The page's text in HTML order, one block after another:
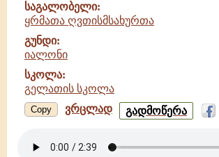
საგალობელი:
ყრმათა ღვთისმსახურთა
გუნდი:
იალონი
სკოლა:
გელათის სკოლა
Copy ვრცლად ყრმათა
ღვთისმსახურთა
იალონი
გადმოწერა